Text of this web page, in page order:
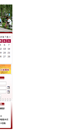
问题应该得到重
会科学研究成果的
效保护，必然会滋
权限、收益分配等
，避免变相侵占作
：《条例》出台
会在3个方面产生
学发展的体制机
党的全面领导推动